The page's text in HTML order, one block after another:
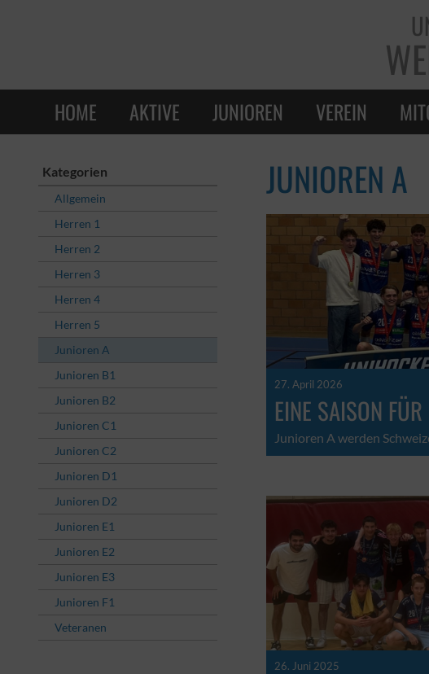
HOME AKTIVE JUNIOREN VEREIN
Kategorien
Allgemein
Herren 1
Herren 2
Herren 3
Herren 4
Herren 5
Junioren A
Junioren B1
Junioren B2
Junioren C1
Junioren C2
Junioren D1
Junioren D2
Junioren E1
Junioren E2
Junioren E3
Junioren F1
Veteranen
JUNIOREN A
27. April 2026
EINE SAISON
Junioren A werden
26. Juni 2025